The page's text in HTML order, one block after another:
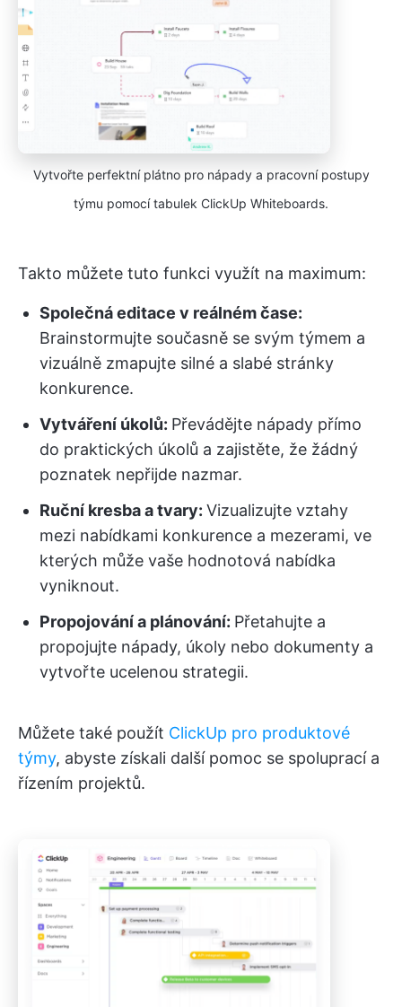
Vytvořte perfektní plátno pro nápady a pracovní postupy
týmu pomocí tabulek ClickUp Whiteboards.
Takto můžete tuto funkci využít na maximum:
Společná editace v reálném čase:
Brainstormujte současně se svým týmem a
vizuálně zmapujte silné a slabé stránky
konkurence.
Vytváření úkolů: Převádějte nápady přímo
do praktických úkolů a zajistěte, že žádný
poznatek nepřijde nazmar.
Ruční kresba a tvary: Vizualizujte vztahy
mezi nabídkami konkurence a mezerami, ve
kterých může vaše hodnotová nabídka
vyniknout.
Propojování a plánování: Přetahujte a
propojujte nápady, úkoly nebo dokumenty a
vytvořte ucelenou strategii.
Můžete také použít ClickUp pro produktové
týmy, abyste získali další pomoc se spoluprací a
řízením projektů.